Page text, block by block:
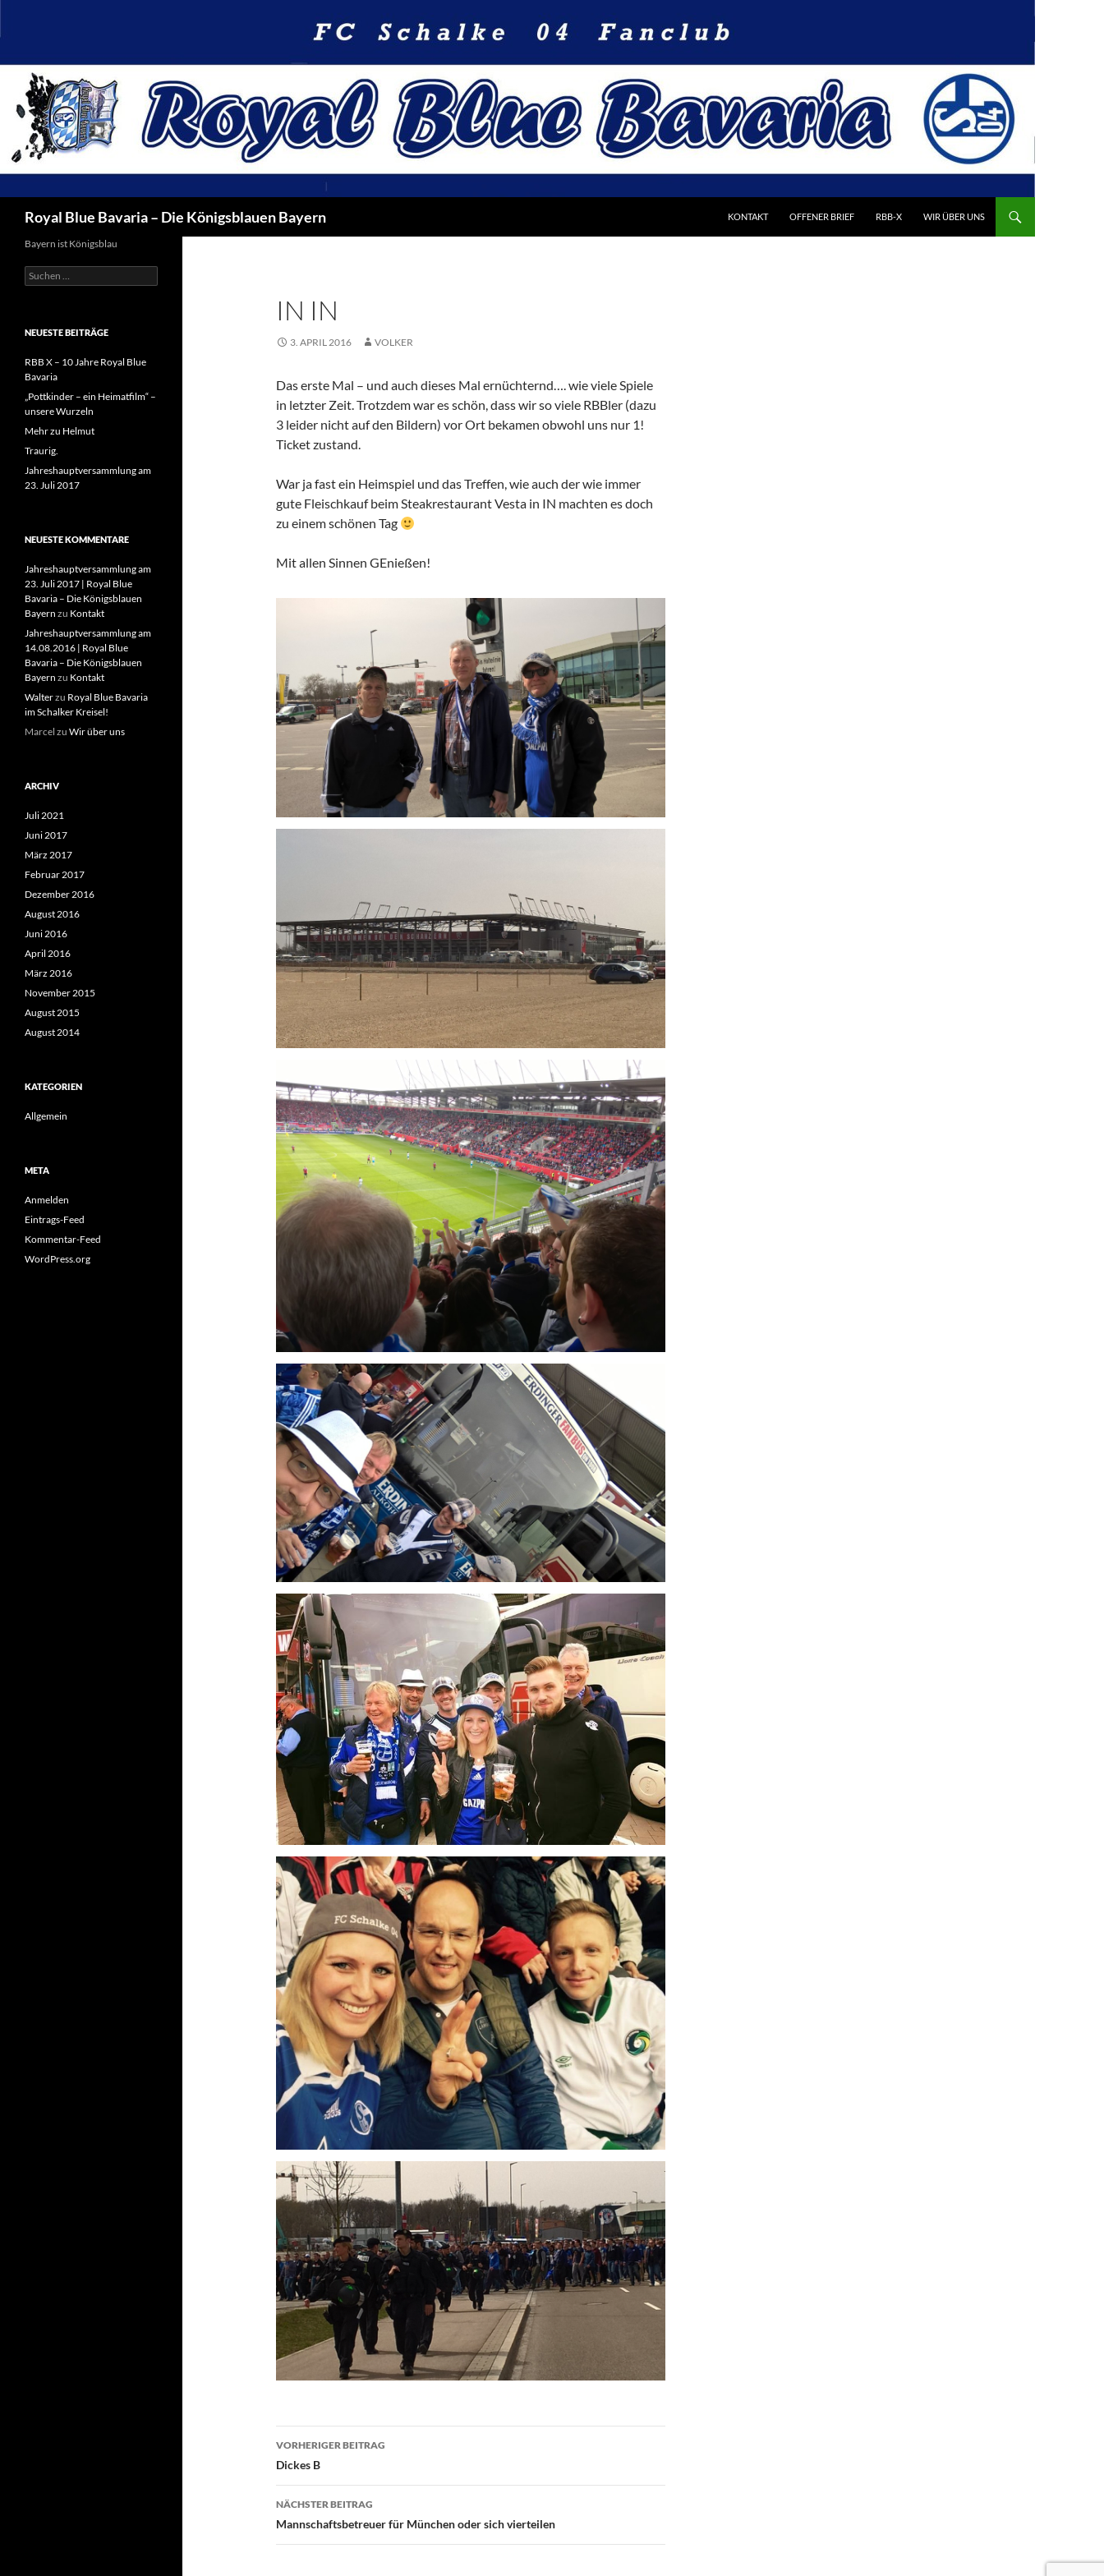
Royal Blue Bavaria – Die Königsblauen Bayern
KONTAKT
OFFENER BRIEF RBB-X WIR ÜBER UNS
IN IN
3. APRIL 2016 VOLKER
Das erste Mal – und auch dieses Mal ernüchternd…. wie viele Spiele
in letzter Zeit. Trotzdem war es schön, dass wir so viele RBBler (dazu
3 leider nicht auf den Bildern) vor Ort bekamen obwohl uns nur 1!
Ticket zustand.
War ja fast ein Heimspiel und das Treffen, wie auch der wie immer
gute Fleischkauf beim Steakrestaurant Vesta in IN machten es doch
zu einem schönen Tag
Mit allen Sinnen GEnießen!
Beitragsnavigation
VORHERIGER BEITRAG
Dickes B
NÄCHSTER BEITRAG
Mannschaftsbetreuer für München oder sich vierteilen
Bayern ist Königsblau
Suchen
nach:
NEUESTE BEITRÄGE
RBB X – 10 Jahre Royal Blue
Bavaria
„Pottkinder – ein Heimatfilm“ –
unsere Wurzeln
Mehr zu Helmut
Traurig.
Jahreshauptversammlung am
23. Juli 2017
NEUESTE KOMMENTARE
Jahreshauptversammlung am
23. Juli 2017 | Royal Blue
Bavaria – Die Königsblauen
Bayern zu Kontakt
Jahreshauptversammlung am
14.08.2016 | Royal Blue
Bavaria – Die Königsblauen
Bayern zu Kontakt
Walterzu Royal Blue Bavaria
im Schalker Kreisel!
Marcel zu Wir über uns
ARCHIV
Juli 2021
Juni 2017
März 2017
Februar 2017
Dezember 2016
August 2016
Juni 2016
April 2016
März 2016
November 2015
August 2015
August 2014
KATEGORIEN
Allgemein
META
Anmelden
Eintrags-Feed
Kommentar-Feed
WordPress.org